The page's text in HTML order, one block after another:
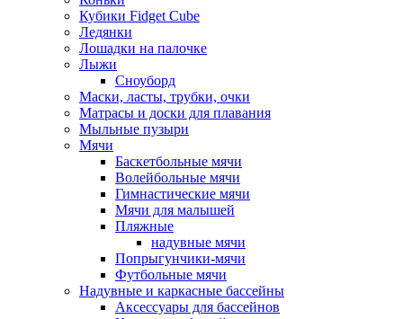
Кубики Fidget Cube
Ледянки
Лошадки на палочке
Лыжи
Сноуборд
Маски, ласты, трубки, очки
Матрасы и доски для плавания
Мыльные пузыри
Мячи
Баскетбольные мячи
Волейбольные мячи
Гимнастические мячи
Мячи для малышей
Пляжные
надувные мячи
Попрыгунчики-мячи
Футбольные мячи
Надувные и каркасные бассейны
Аксессуары для бассейнов